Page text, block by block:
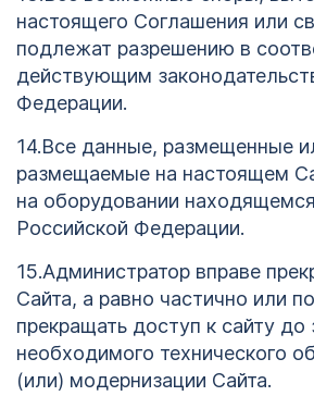
настоящего Соглашения или
подлежат разрешению в
действующим
Федерации.
14.Все данные, размещенные
размещаемые на настоящем
на оборудовании
Российской Федерации.
15.Администратор вправе
Сайта, а равно частично или
прекращать доступ к сайту до
необходимого технического
(или) модернизации Сайта.